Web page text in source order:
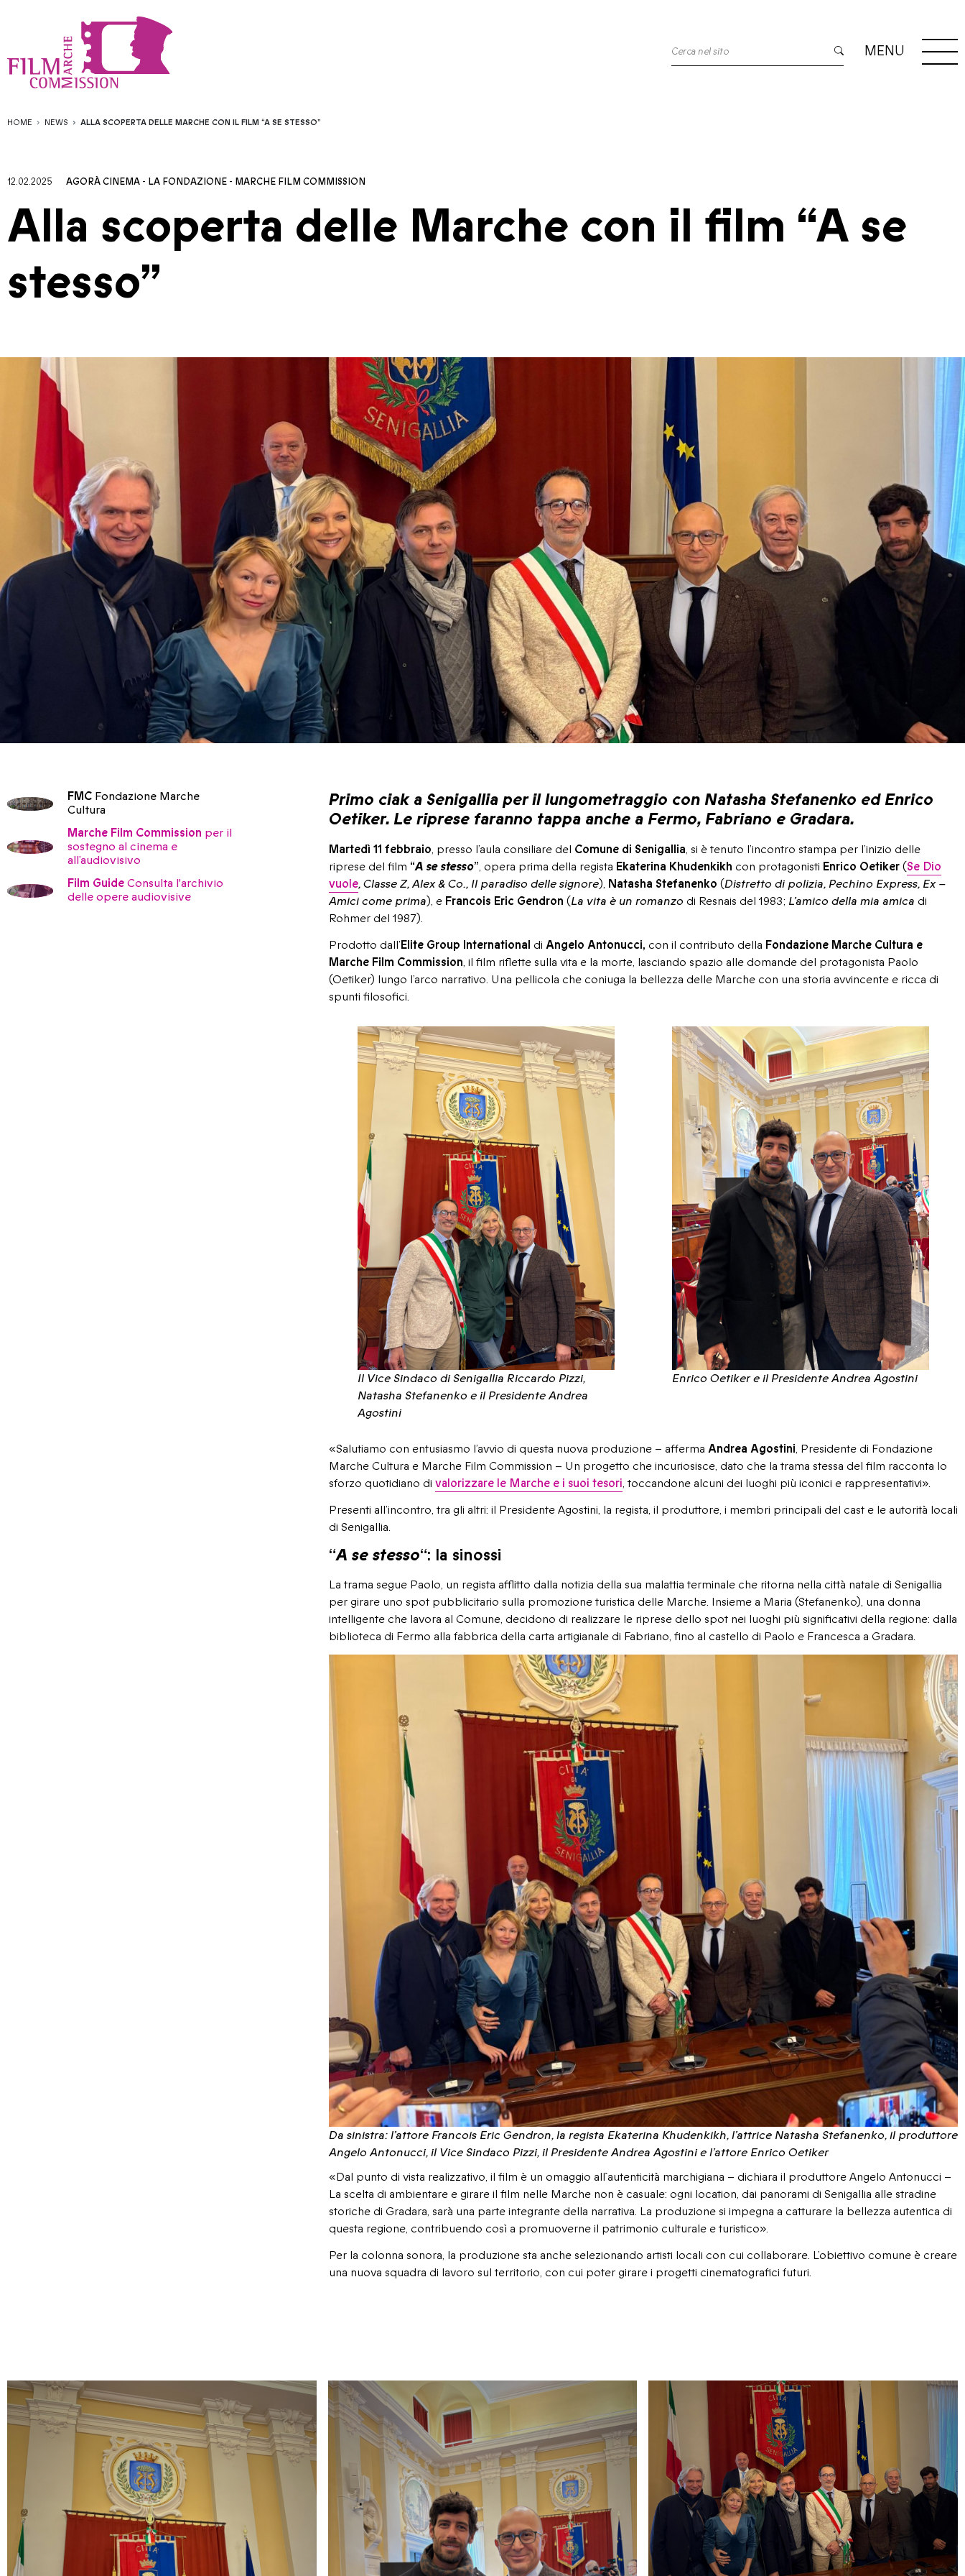
MENU
HOME NEWS ALLA SCOPERTA DELLE MARCHE CON IL FILM “A SE STESSO”
12.02.2025 AGORÀ CINEMA - LA FONDAZIONE - MARCHE FILM COMMISSION
Alla scoperta delle Marche con il film “A se
stesso”
Primo ciak a Senigallia per il lungometraggio con Natasha Stefanenko ed Enrico
Oetiker. Le riprese faranno tappa anche a Fermo, Fabriano e Gradara.
Martedì 11 febbraio, presso l’aula consiliare del Comune di Senigallia, si è tenuto l’incontro stampa per l’inizio delle
riprese del film “A se stesso”, opera prima della regista Ekaterina Khudenkikh con protagonisti Enrico Oetiker(Se Dio
vuole, Classe Z, Alex & Co., Il paradiso delle signore), Natasha Stefanenko (Distretto di polizia, Pechino Express, Ex –
Amici come prima), e Francois Eric Gendron (La vita è un romanzo di Resnais del 1983; L’amico della mia amica di
Rohmer del 1987).
Prodotto dall’Elite Group International di Angelo Antonucci, con il contributo della Fondazione Marche Cultura e
Marche Film Commission, il film riflette sulla vita e la morte, lasciando spazio alle domande del protagonista Paolo
(Oetiker) lungo l’arco narrativo. Una pellicola che coniuga la bellezza delle Marche con una storia avvincente e ricca di
spunti filosofici.
Il Vice Sindaco di Senigallia Riccardo Pizzi,
Natasha Stefanenko e il Presidente Andrea
Agostini
Enrico Oetiker e il Presidente Andrea Agostini
«Salutiamo con entusiasmo l’avvio di questa nuova produzione – afferma Andrea Agostini, Presidente di Fondazione
Marche Cultura e Marche Film Commission – Un progetto che incuriosisce, dato che la trama stessa del film racconta lo
sforzo quotidiano di valorizzare le Marche e i suoi tesori, toccandone alcuni dei luoghi più iconici e rappresentativi».
Presenti all’incontro, tra gli altri: il Presidente Agostini, la regista, il produttore, i membri principali del cast e le autorità locali
di Senigallia.
“A se stesso“: la sinossi
La trama segue Paolo, un regista afflitto dalla notizia della sua malattia terminale che ritorna nella città natale di Senigallia
per girare uno spot pubblicitario sulla promozione turistica delle Marche. Insieme a Maria (Stefanenko), una donna
intelligente che lavora al Comune, decidono di realizzare le riprese dello spot nei luoghi più significativi della regione: dalla
biblioteca di Fermo alla fabbrica della carta artigianale di Fabriano, fino al castello di Paolo e Francesca a Gradara.
Da sinistra: l’attore Francois Eric Gendron, la regista Ekaterina Khudenkikh, l’attrice Natasha Stefanenko, il produttore
Angelo Antonucci, il Vice Sindaco Pizzi, il Presidente Andrea Agostini e l’attore Enrico Oetiker
«Dal punto di vista realizzativo, il film è un omaggio all`autenticità marchigiana – dichiara il produttore Angelo Antonucci –
La scelta di ambientare e girare il film nelle Marche non è casuale: ogni location, dai panorami di Senigallia alle stradine
storiche di Gradara, sarà una parte integrante della narrativa. La produzione si impegna a catturare la bellezza autentica di
questa regione, contribuendo così a promuoverne il patrimonio culturale e turistico».
Per la colonna sonora, la produzione sta anche selezionando artisti locali con cui collaborare. L’obiettivo comune è creare
una nuova squadra di lavoro sul territorio, con cui poter girare i progetti cinematografici futuri.
FMC Fondazione Marche
Cultura
Marche Film Commission per il
sostegno al cinema e
all’audiovisivo
Film GuideConsulta l'archivio
delle opere audiovisive